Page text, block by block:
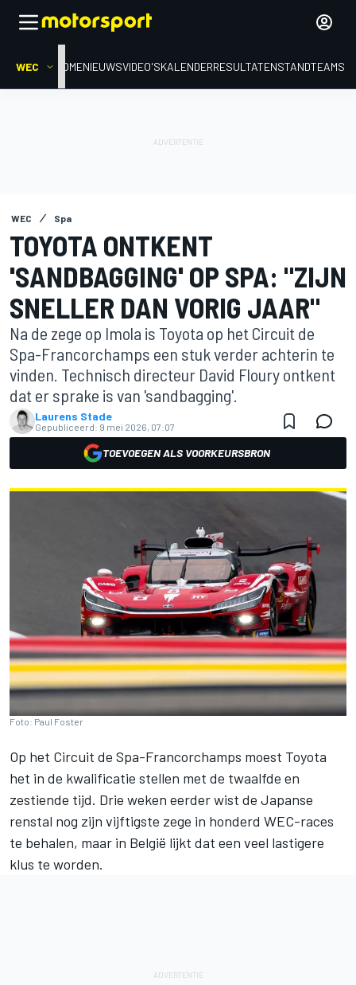
WEC HOMENIEUWSVIDEO'SKALENDERRESULTATENSTANDTEAMS
WEC Spa
TOYOTA ONTKENT
'SANDBAGGING' OP SPA: "ZIJN
SNELLER DAN VORIG JAAR"
Na de zege op Imola is Toyota op het Circuit de
Spa-Francorchamps een stuk verder achterin te
vinden. Technisch directeur David Floury ontkent
dat er sprake is van 'sandbagging'.
Laurens Stade
Gepubliceerd: 9 mei 2026, 07:07
TOEVOEGEN ALS VOORKEURSBRON
Foto: Paul Foster
Op het Circuit de Spa-Francorchamps moest Toyota
het in de kwalificatie stellen met de twaalfde en
zestiende tijd. Drie weken eerder wist de Japanse
renstal nog zijn vijftigste zege in honderd WEC-races
te behalen, maar in België lijkt dat een veel lastigere
klus te worden.